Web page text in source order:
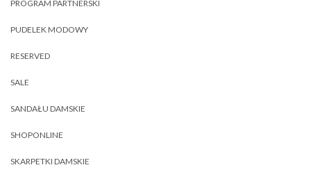
PROGRAM PARTNERSKI
PUDELEK MODOWY
RESERVED
SALE
SANDAŁU DAMSKIE
SHOPONLINE
SKARPETKI DAMSKIE